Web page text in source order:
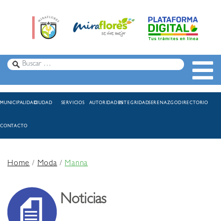
MUNICIPALIDADCIUDAD SERVICIOS AUTORIDADESINTEGRIDADSERENAZGODIRECTORIO
CONTACTO
Home/Moda/Manna
Noticias